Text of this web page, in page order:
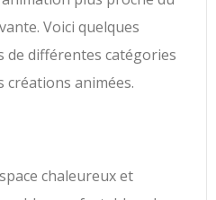
Voici quelques
de différentes catégories
animées.
chaleureux et